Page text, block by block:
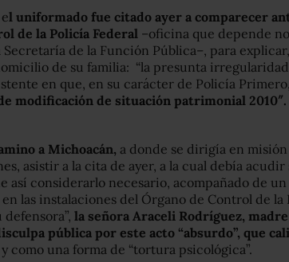
l uniformado fue citado ayer a comparecer
de la Policía Federal –oficina que depende
de la Función Pública–, para
de su familia: “la presunta
en que, en su carácter de Policía Primero,
modificación de situación patrimonial 2010″.
a Michoacán, a donde se dirigía en
asistir a la cita de ayer, a la cual debía acudir
así considerarlo necesario, acompañado de un
las instalaciones del Órgano de Control de la
la señora Araceli Rodríguez,
pública por este acto “absurdo”, que
y como una forma de “tortura psicológica”.